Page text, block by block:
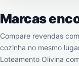
Marcas
Compare revendas
cozinha no mesmo
Loteamento Olivina